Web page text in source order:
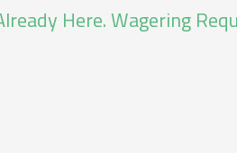
Here. Wagering